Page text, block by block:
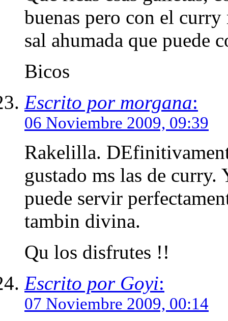
buenas pero con el curry
sal ahumada que puede
Bicos
Escrito por morgana:
06 Noviembre 2009, 09:39
Rakelilla.
gustado ms las de curry.
puede servir
tambin divina.
Qu los disfrutes !!
Escrito por Goyi:
07 Noviembre 2009, 00:14